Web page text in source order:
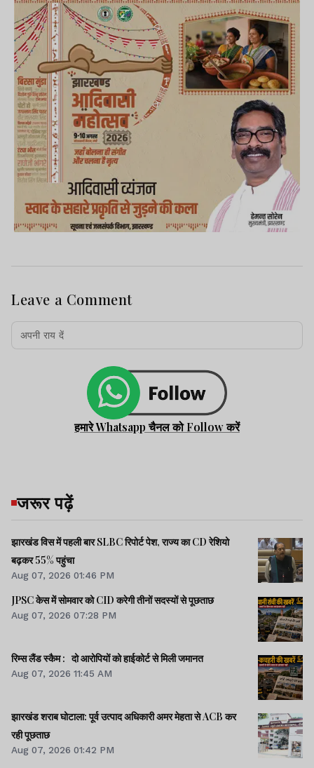
Leave a Comment
हमारे Whatsapp चैनल को Follow करें
जरूर पढ़ें
झारखंड विस में पहली बार SLBC रिपोर्ट पेश, राज्य का CD रेशियो
बढ़कर 55% पहुंचा
Aug 07, 2026 01:46 PM
JPSC केस में सोमवार को CID करेगी तीनों सदस्यों से पूछताछ
Aug 07, 2026 07:28 PM
रिम्स लैंड स्कैम : दो आरोपियों को हाईकोर्ट से मिली जमानत
Aug 07, 2026 11:45 AM
झारखंड शराब घोटाला: पूर्व उत्पाद अधिकारी अमर मेहता से ACB कर
रही पूछताछ
Aug 07, 2026 01:42 PM